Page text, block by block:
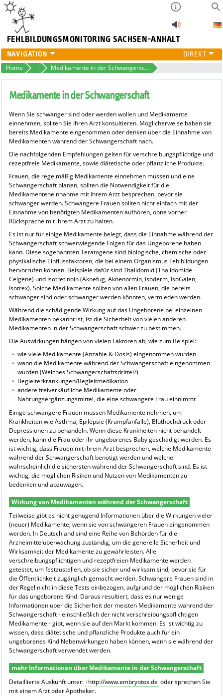
FEHLBILDUNGSMONITORING SACHSEN-ANHALT
FEHLBILDUNGSMONITORING
HÖRSCREENING
PROJEKTE
PUBLIKATIONEN
Home Projekte Medikamente in der Schwangerschaft
Medikamente in der Schwangerschaft
Wenn Sie schwanger sind oder werden wollen und Medikamente
einnehmen, sollten Sie Ihren Arzt konsultieren. Möglicherweise haben sie
bereits Medikamente eingenommen oder denken über die Einnahme von
Medikamenten während der Schwangerschaft nach.
Die nachfolgenden Empfehlungen gelten für verschreibungspflichtige und
rezeptfreie Medikamente, sowie diätetische oder pflanzliche Produkte.
Frauen, die regelmäßig Medikamente einnehmen müssen und eine
Schwangerschaft planen, sollten die Notwendigkeit für die
Medikamenteneinnahme mit ihrem Arzt besprechen, bevor sie
schwanger werden. Schwangere Frauen sollten nicht einfach mit der
Einnahme von benötigten Medikamenten aufhören, ohne vorher
Rücksprache mit ihrem Arzt zu halten.
Es ist nur für einige Medikamente belegt, dass die Einnahme während der
Schwangerschaft schwerwiegende Folgen für das Ungeborene haben
kann. Diese sogenannten Teratogene sind biologische, chemische oder
physikalische Einflussfaktoren, die bei einem Organismus Fehlbildungen
hervorrufen können. Beispiele dafür sind Thalidomid (Thalidomide
Celgene) und Isotretinoin (Aknefug, Aknenormin, Isoderm, IsoGalen,
Isotrex). Solche Medikamente sollten von allen Frauen, die bereits
schwanger sind oder schwanger werden könnten, vermieden werden.
Während die schädigende Wirkung auf das Ungeborene bei einzelnen
Medikamenten bekannt ist, ist die Sicherheit von vielen anderen
Medikamenten in der Schwangerschaft schwer zu bestimmen.
Die Auswirkungen hängen von vielen Faktoren ab, wie zum Beispiel:
wie viele Medikamente (Anzahle & Dosis) eingenommen wurden
wann die Medikamente während der Schwangerschaft eingenommen
wurden (Welches Schwangerschaftsdrittel?)
Begleiterkrankungen/Begleitmedikation
andere freiverkäufliche Medikamente oder
Nahrungsergänzungsmittel, die eine schwangere Frau einnimmt
Einige schwangere Frauen müssen Medikamente nehmen, um
Krankheiten wie Asthma, Epilepsie (Krampfanfälle), Bluthochdruck oder
Depressionen zu behandeln. Wenn diese Krankheiten nicht behandelt
werden, kann die Frau oder ihr ungeborenes Baby geschädigt werden. Es
ist wichtig, dass Frauen mit ihrem Arzt besprechen, welche Medikamente
während der Schwangerschaft benötigt werden und welche
wahrscheinlich die sichersten während der Schwangerschaft sind. Es ist
wichtig, die möglichen Risiken und Nutzen von Medikamenten zu
bedenken und abzuwägen.
Wirkung von Medikamenten während der Schwangerschaft
Teilweise gibt es nicht genügend Informationen über die Wirkungen vieler
(neuer) Medikamente, wenn sie von schwangeren Frauen eingenommen
werden. In Deutschland sind eine Reihe von Behörden für die
Arzneimittelüberwachung zuständig, um die generelle Sicherheit und
Wirksamkeit der Medikamente zu gewährleisten. Alle
verschreibungspflichtigen und rezeptfreien Medikamente werden
getestet, um festzustellen, ob sie sicher und wirksam sind, bevor sie für
die Öffentlichkeit zugänglich gemacht werden. Schwangere Frauen sind in
der Regel nicht in diese Tests einbezogen, aufgrund der möglichen Risiken
für das ungeborene Kind. Daraus resultiert, dass es nur wenige
Informationen über die Sicherheit der meisten Medikamente während der
Schwangerschaft - einschließlich der nicht verschreibungspflichtigen
Medikamente - gibt, wenn sie auf den Markt kommen. Es ist wichtig zu
wissen, dass diätetische und pflanzliche Produkte auch für ein
ungeborenes Kind Nebenwirkungen haben können, wenn sie während der
Schwangerschaft verwendet werden.
mehr Informationen über Medikamente in der Schwangerschaft
Detaillierte Auskunft unter: http://www.embryotox.de oder sprechen Sie
mit einem Arzt oder Apotheker.